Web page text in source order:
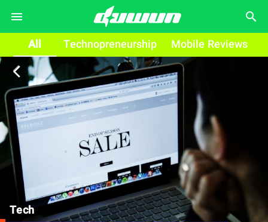
search
All Technopreneurship Mobile Reviews
arrow_back_ios
Tech